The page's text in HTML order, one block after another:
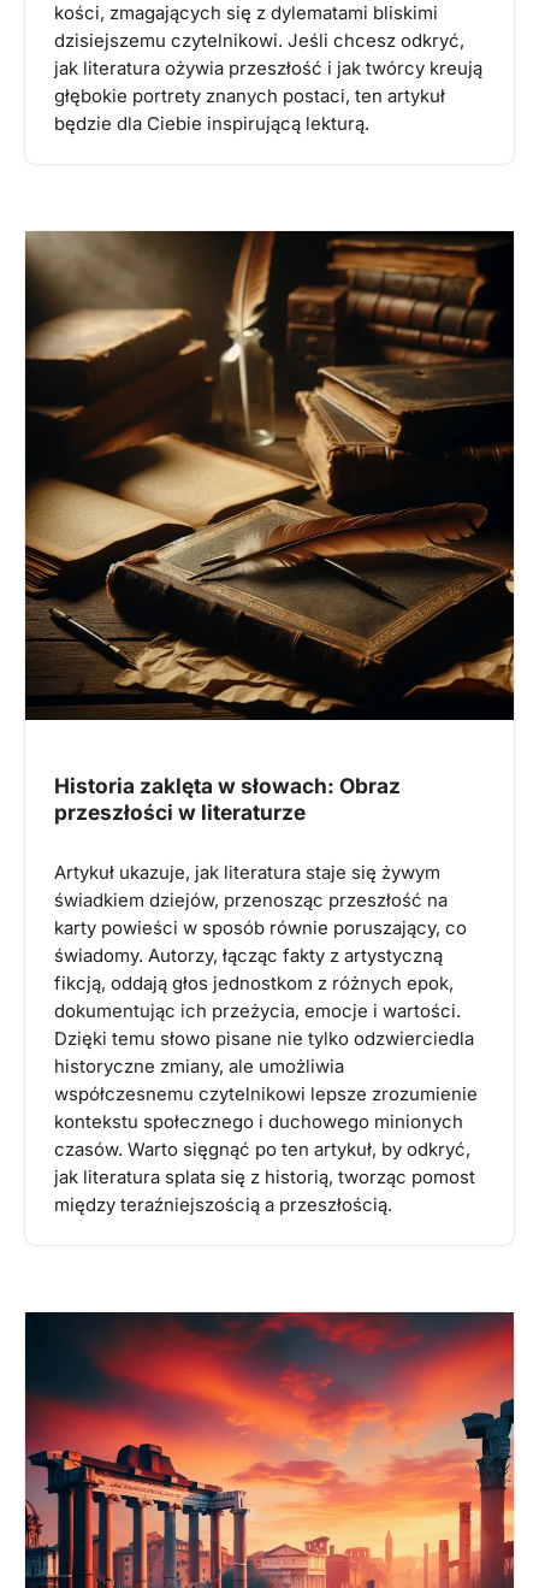
kości, zmagających się z dylematami bliskimi
dzisiejszemu czytelnikowi. Jeśli chcesz odkryć,
jak literatura ożywia przeszłość i jak twórcy kreują
głębokie portrety znanych postaci, ten artykuł
będzie dla Ciebie inspirującą lekturą.
Historia zaklęta w słowach: Obraz
przeszłości w literaturze
Artykuł ukazuje, jak literatura staje się żywym
świadkiem dziejów, przenosząc przeszłość na
karty powieści w sposób równie poruszający, co
świadomy. Autorzy, łącząc fakty z artystyczną
fikcją, oddają głos jednostkom z różnych epok,
dokumentując ich przeżycia, emocje i wartości.
Dzięki temu słowo pisane nie tylko odzwierciedla
historyczne zmiany, ale umożliwia
współczesnemu czytelnikowi lepsze zrozumienie
kontekstu społecznego i duchowego minionych
czasów. Warto sięgnąć po ten artykuł, by odkryć,
jak literatura splata się z historią, tworząc pomost
między teraźniejszością a przeszłością.